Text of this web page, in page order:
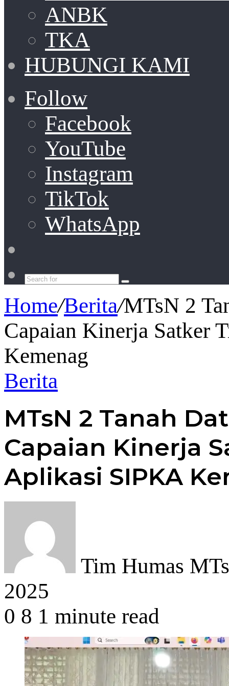
ANBK
TKA
HUBUNGI KAMI
Follow
Facebook
YouTube
Instagram
TikTok
WhatsApp
Search
Home/Berita/MTsN 2
Capaian Kinerja Satker
Kemenag
Berita
MTsN 2 Tanah
Capaian Kinerja
Aplikasi SIPKA
Tim Humas
2025
0 8 1 minute read